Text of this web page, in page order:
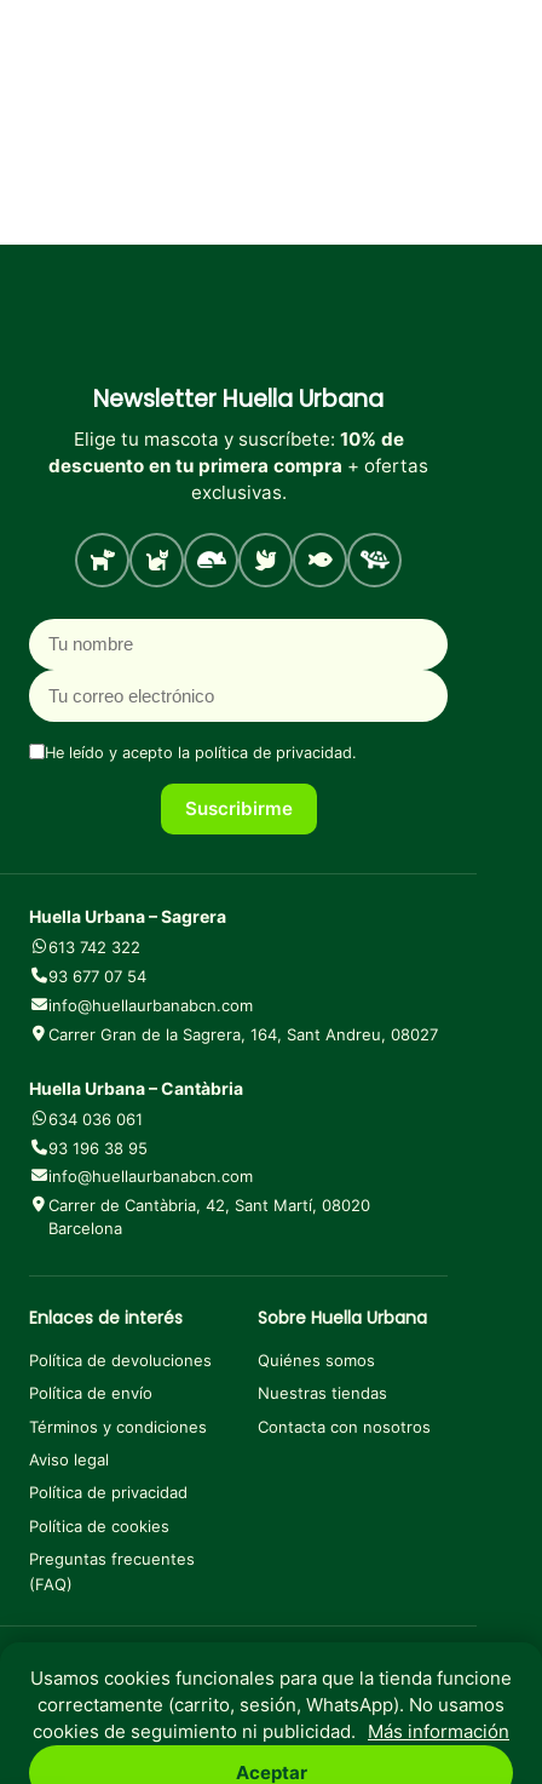
Newsletter Huella Urbana
Elige tu mascota y suscríbete: 10% de
descuento en tu primera compra + ofertas
exclusivas.
Perro Gato Roedores
Aves PecesTortugas
Nombre
Correo electrónico
He leído y acepto la política de privacidad.
Suscribirme
Huella Urbana – Sagrera
613 742 322
93 677 07 54
info@huellaurbanabcn.com
Carrer Gran de la Sagrera, 164, Sant Andreu, 08027
Huella Urbana – Cantàbria
634 036 061
93 196 38 95
info@huellaurbanabcn.com
Carrer de Cantàbria, 42, Sant Martí, 08020
Barcelona
Enlaces de interés
Política de devoluciones
Política de envío
Términos y condiciones
Aviso legal
Política de privacidad
Política de cookies
Preguntas frecuentes
(FAQ)
Sobre Huella Urbana
Quiénes somos
Nuestras tiendas
Contacta con nosotros
Copyright © 2025 Huella Urbana. Todos los derechos
reservados.
Perro PecesRebajas
Usamos cookies funcionales para que la tienda funcione
correctamente (carrito, sesión, WhatsApp). No usamos
cookies de seguimiento ni publicidad.
Más información
Aceptar
€35,00
El precio original era: €35,00.
€ 31,50El precio actual es: €31,50.
Añadir al carrito